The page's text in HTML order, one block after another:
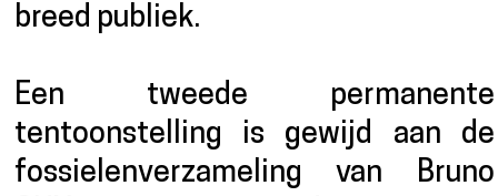
breed publiek.
Een tweede permanente
tentoonstelling is gewijd aan de
fossielenverzameling van Bruno